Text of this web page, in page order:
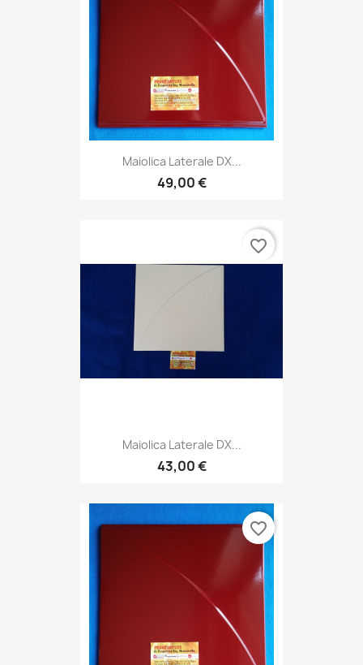
Maiolica Laterale DX...
49,00 €
Maiolica Laterale DX...
43,00 €
favorite_border
favorite_border